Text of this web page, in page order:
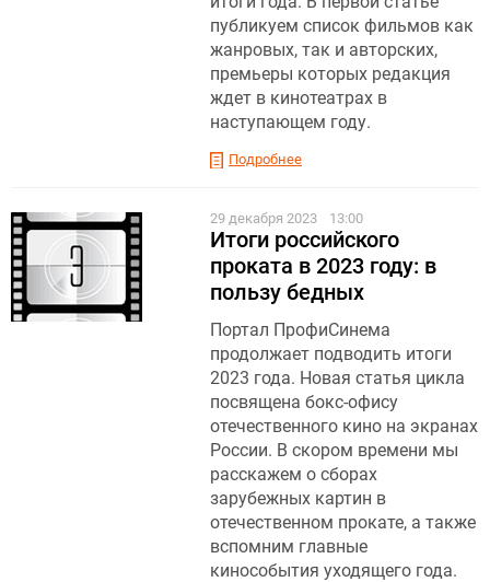
публикуем список фильмов как
жанровых, так и авторских,
премьеры которых редакция
ждет в кинотеатрах в
наступающем году.
Подробнее
29 декабря 2023 13:00
Итоги российского
проката в 2023 году: в
пользу бедных
Портал ПрофиСинема
продолжает подводить итоги
2023 года. Новая статья цикла
посвящена бокс-офису
отечественного кино на экранах
России. В скором времени мы
расскажем о сборах
зарубежных картин в
отечественном прокате, а также
вспомним главные
кинособытия уходящего года.